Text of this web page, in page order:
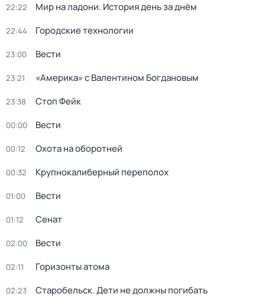
22:22 Мир на ладони. История день за днём
22:44 Городские технологии
23:00 Вести
23:21 «Америка» с Валентином Богдановым
23:38 Стоп Фейк
00:00 Вести
00:12 Охота на оборотней
00:32 Крупнокалиберный переполох
01:00 Вести
01:12 Сенат
02:00 Вести
02:11 Горизонты атома
02:23 Старобельск. Дети не должны погибать